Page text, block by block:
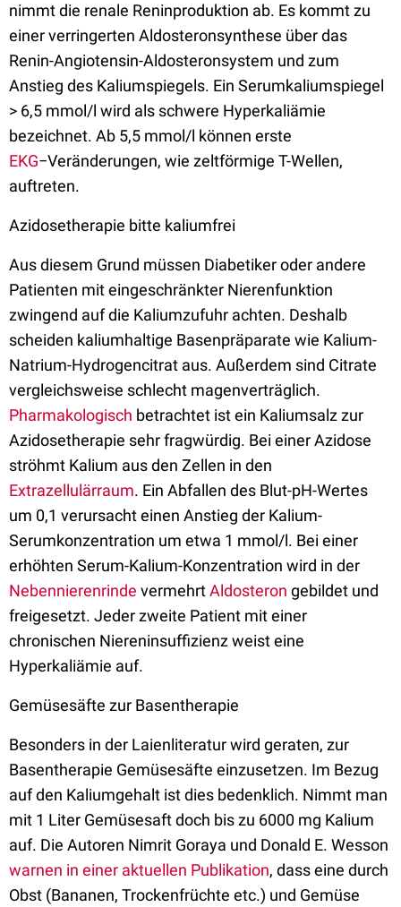
nimmt die renale Reninproduktion ab. Es kommt zu
einer verringerten Aldosteronsynthese über das
Renin-Angiotensin-Aldosteronsystem und zum
Anstieg des Kaliumspiegels. Ein Serumkaliumspiegel
> 6,5 mmol/l wird als schwere Hyperkaliämie
bezeichnet. Ab 5,5 mmol/l können erste
EKG−Veränderungen, wie zeltförmige T-Wellen,
auftreten.
Azidosetherapie bitte kaliumfrei
Aus diesem Grund müssen Diabetiker oder andere
Patienten mit eingeschränkter Nierenfunktion
zwingend auf die Kaliumzufuhr achten. Deshalb
scheiden kaliumhaltige Basenpräparate wie Kalium-
Natrium-Hydrogencitrat aus. Außerdem sind Citrate
vergleichsweise schlecht magenverträglich.
Pharmakologisch betrachtet ist ein Kaliumsalz zur
Azidosetherapie sehr fragwürdig. Bei einer Azidose
ströhmt Kalium aus den Zellen in den
Extrazellulärraum. Ein Abfallen des Blut-pH-Wertes
um 0,1 verursacht einen Anstieg der Kalium-
Serumkonzentration um etwa 1 mmol/l. Bei einer
erhöhten Serum-Kalium-Konzentration wird in der
Nebennierenrinde vermehrtAldosteron gebildet und
freigesetzt. Jeder zweite Patient mit einer
chronischen Niereninsuffizienz weist eine
Hyperkaliämie auf.
Gemüsesäfte zur Basentherapie
Besonders in der Laienliteratur wird geraten, zur
Basentherapie Gemüsesäfte einzusetzen. Im Bezug
auf den Kaliumgehalt ist dies bedenklich. Nimmt man
mit 1 Liter Gemüsesaft doch bis zu 6000 mg Kalium
auf. Die Autoren Nimrit Goraya und Donald E. Wesson
warnen in einer aktuellen Publikation, dass eine durch
Obst (Bananen, Trockenfrüchte etc.) und Gemüse